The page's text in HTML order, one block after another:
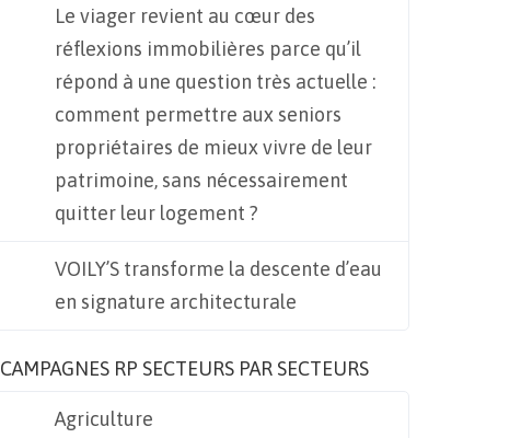
Le viager revient au cœur des
réflexions immobilières parce qu’il
répond à une question très actuelle :
comment permettre aux seniors
propriétaires de mieux vivre de leur
patrimoine, sans nécessairement
quitter leur logement ?
VOILY’S transforme la descente d’eau
en signature architecturale
CAMPAGNES RP SECTEURS PAR SECTEURS
Agriculture